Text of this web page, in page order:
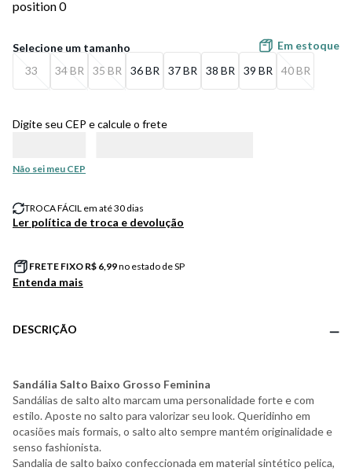
position 0
33 34 BR 35 BR 36 BR 37 BR 38 BR 39 BR 40 BR
Em estoque
Digite seu CEP e calcule o frete
Não sei meu CEP
TROCA FÁCIL em até 30 dias
Ler política de troca e devolução
FRETE FIXO R$ 6,99no estado de SP
Entenda mais
DESCRIÇÃO
Sandália Salto Baixo Grosso Feminina
Sandálias de salto alto marcam uma personalidade forte e com
estilo. Aposte no salto para valorizar seu look. Queridinho em
ocasiões mais formais, o salto alto sempre mantém originalidade e
senso fashionista.
Sandalia de salto baixo confeccionada em material sintético pelica,